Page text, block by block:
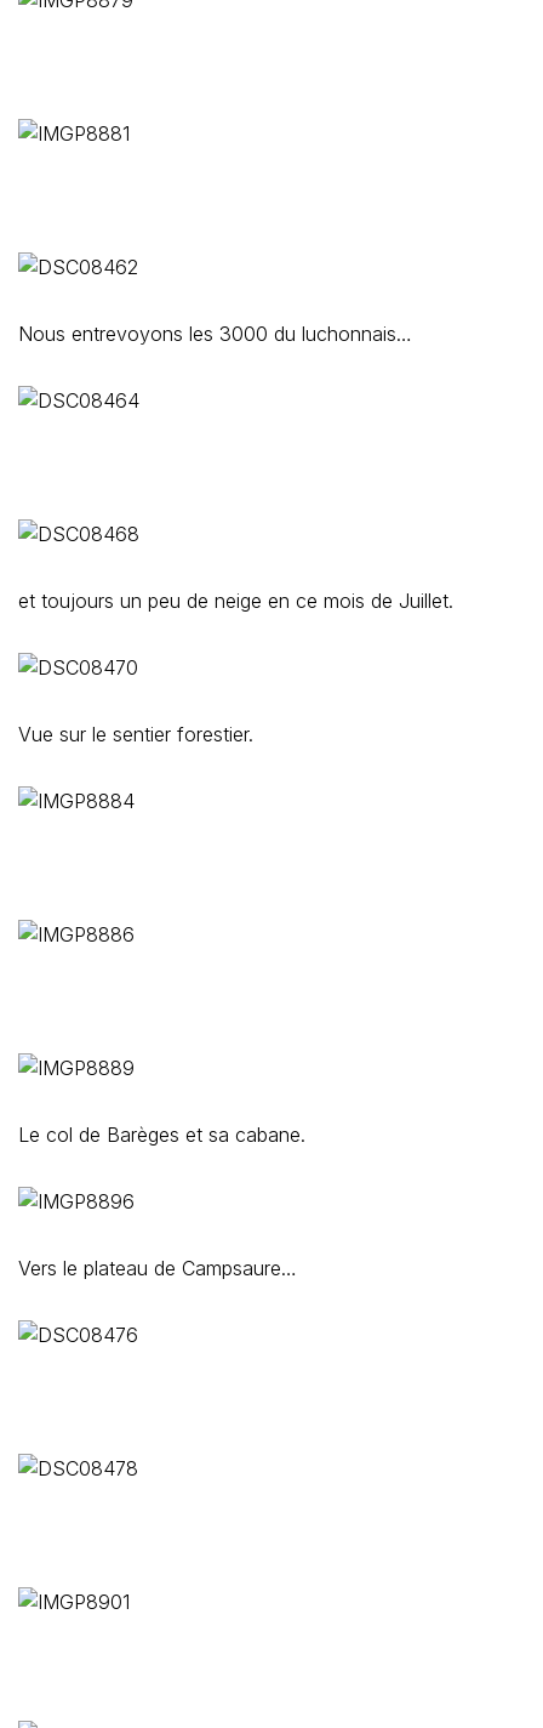
Nous entrevoyons les 3000 du luchonnais…
et toujours un peu de neige en ce mois de Juillet.
Vue sur le sentier forestier.
Le col de Barèges et sa cabane.
Vers le plateau de Campsaure…